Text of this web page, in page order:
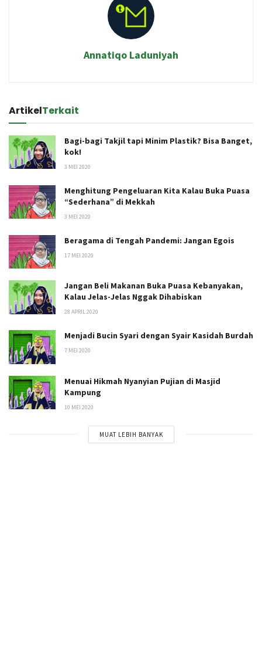
Annatiqo Laduniyah
ArtikelTerkait
Bagi-bagi Takjil tapi Minim Plastik? Bisa Banget,
kok!
3 MEI 2020
Menghitung Pengeluaran Kita Kalau Buka Puasa
“Sederhana” di Mekkah
3 MEI 2020
Beragama di Tengah Pandemi: Jangan Egois
17 MEI 2020
Jangan Beli Makanan Buka Puasa Kebanyakan,
Kalau Jelas-Jelas Nggak Dihabiskan
28 APRIL 2020
Menjadi Bucin Syari dengan Syair Kasidah Burdah
7 MEI 2020
Menuai Hikmah Nyanyian Pujian di Masjid
Kampung
10 MEI 2020
MUAT LEBIH BANYAK